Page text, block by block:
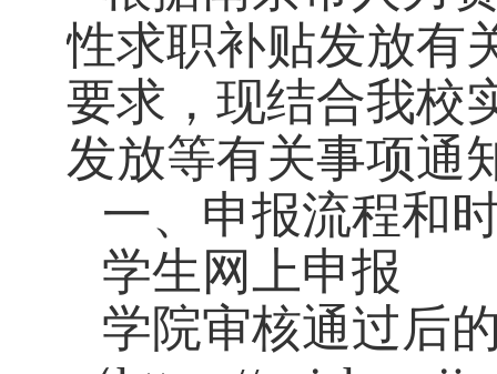
性求职补贴发放有
要求，现结合我校
发放等有关事项通
一、申报流程和
学生网上申报
学院审核通过后